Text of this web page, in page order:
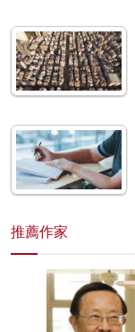
推薦作家